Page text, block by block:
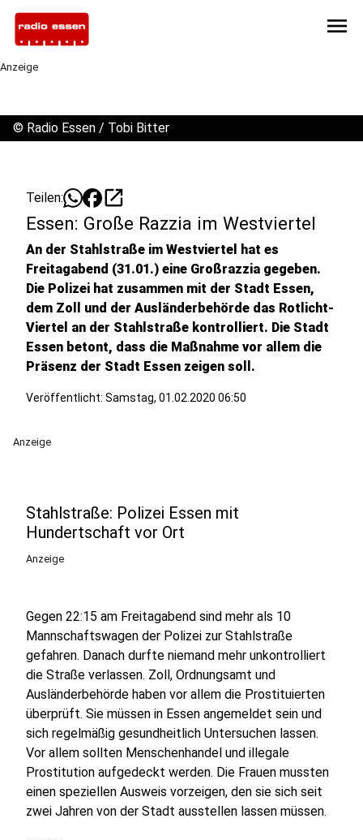
menu
Anzeige
© Radio Essen / Tobi Bitter
Teilen: open_in_new
Essen: Große Razzia im Westviertel
An der Stahlstraße im Westviertel hat es
Freitagabend (31.01.) eine Großrazzia gegeben.
Die Polizei hat zusammen mit der Stadt Essen,
dem Zoll und der Ausländerbehörde das Rotlicht-
Viertel an der Stahlstraße kontrolliert. Die Stadt
Essen betont, dass die Maßnahme vor allem die
Präsenz der Stadt Essen zeigen soll.
Veröffentlicht: Samstag, 01.02.2020 06:50
Anzeige
Stahlstraße: Polizei Essen mit
Hundertschaft vor Ort
Anzeige
Gegen 22:15 am Freitagabend sind mehr als 10
Mannschaftswagen der Polizei zur Stahlstraße
gefahren. Danach durfte niemand mehr unkontrolliert
die Straße verlassen. Zoll, Ordnungsamt und
Ausländerbehörde haben vor allem die Prostituierten
überprüft. Sie müssen in Essen angemeldet sein und
sich regelmäßig gesundheitlich Untersuchen lassen.
Vor allem sollten Menschenhandel und illegale
Prostitution aufgedeckt werden. Die Frauen mussten
einen speziellen Ausweis vorzeigen, den sie sich seit
zwei Jahren von der Stadt ausstellen lassen müssen.